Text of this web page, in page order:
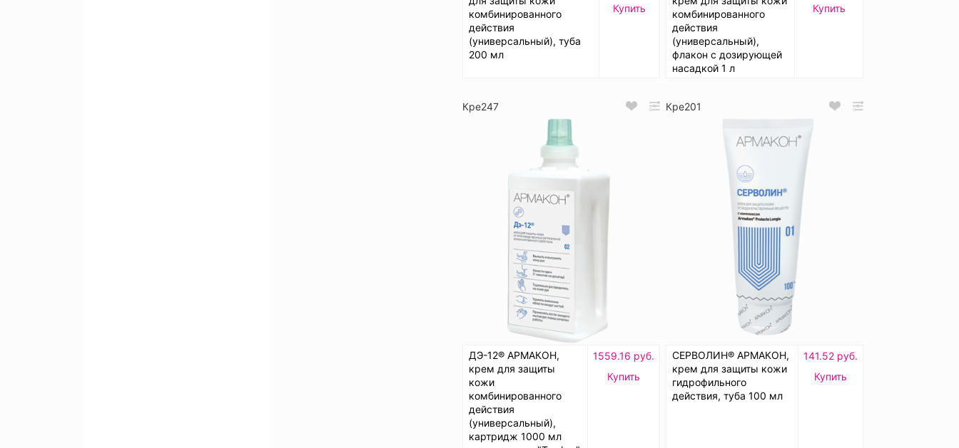
комбинированного
действия
(универсальный), туба
200 мл
Купить
комбинированного
действия
(универсальный),
флакон с дозирующей
насадкой 1 л
Купить
Кре247
ДЭ-12® АРМАКОН,
крем для защиты
кожи
комбинированного
действия
(универсальный),
картридж 1000 мл
1559.16 руб.
Купить
Кре201
СЕРВОЛИН® АРМАКОН,
крем для защиты кожи
гидрофильного
действия, туба 100 мл
141.52 руб.
Купить